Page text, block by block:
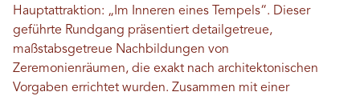
Hauptattraktion: „Im Inneren eines Tempels“. Dieser
geführte Rundgang präsentiert detailgetreue,
maßstabsgetreue Nachbildungen von
Zeremonienräumen, die exakt nach architektonischen
Vorgaben errichtet wurden. Zusammen mit einer